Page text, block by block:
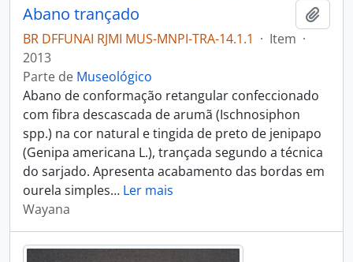
Abano trançado
BR DFFUNAI RJMI MUS-MNPI-TRA-14.1.1 · Item ·
2013
Parte de Museológico
Abano de conformação retangular confeccionado
com fibra descascada de arumã (Ischnosiphon
spp.) na cor natural e tingida de preto de jenipapo
(Genipa americana L.), trançada segundo a técnica
do sarjado. Apresenta acabamento das bordas em
ourela simples… Ler mais
Wayana